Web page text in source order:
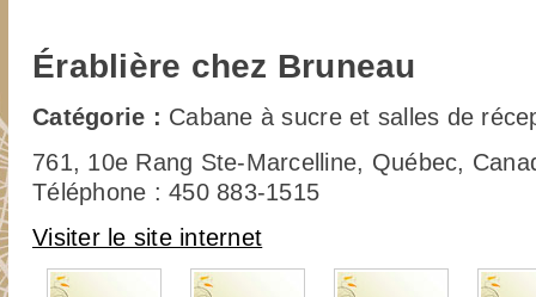
Érablière chez Bruneau
Catégorie : Cabane à sucre et salles de
761, 10e Rang Ste-Marcelline, Québec,
Téléphone : 450 883-1515
Visiter le site internet